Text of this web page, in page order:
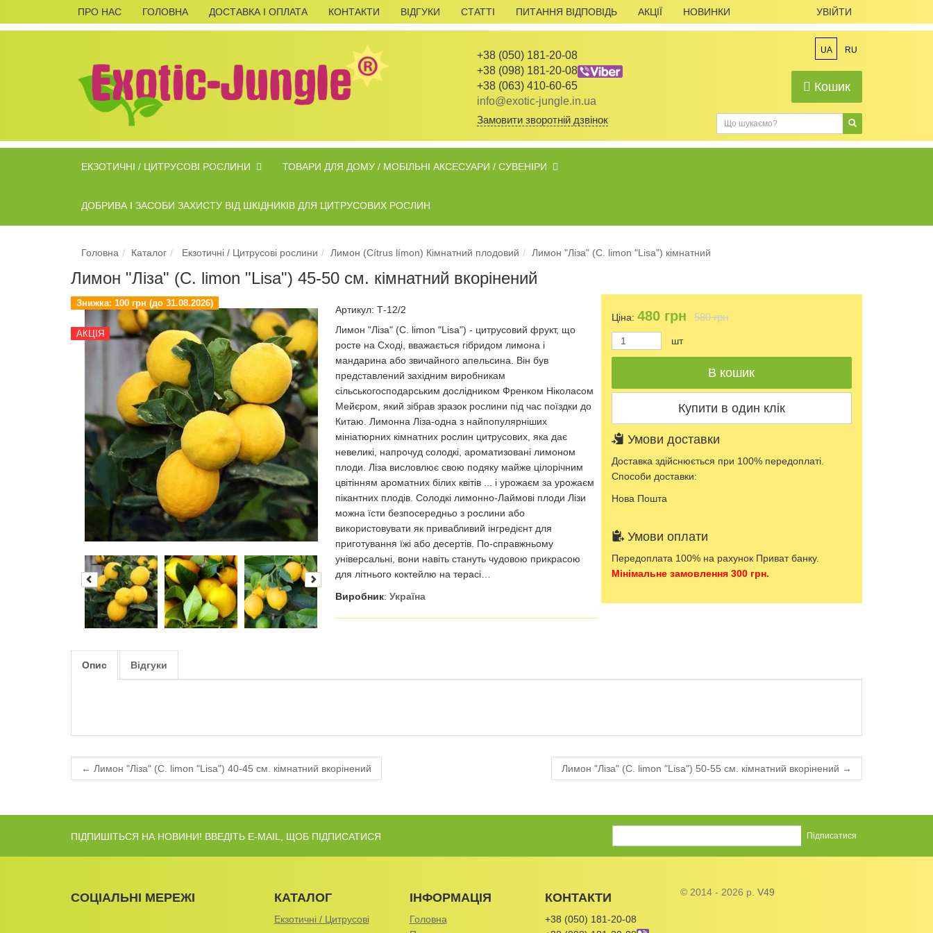
ПРО НАС ГОЛОВНА ДОСТАВКА І ОПЛАТА КОНТАКТИ ВІДГУКИ СТАТТІ ПИТАННЯ ВІДПОВІДЬ АКЦІЇ НОВИНКИ УВІЙТИ
+38 (050) 181-20-08
+38 (098) 181-20-08
+38 (063) 410-60-65
info@exotic-jungle.in.ua
Замовити зворотній дзвінок
UA RU
Кошик
ЕКЗОТИЧНІ / ЦИТРУСОВІ РОСЛИНИ ТОВАРИ ДЛЯ ДОМУ / МОБІЛЬНІ АКСЕСУАРИ / СУВЕНІРИ
ДОБРИВА І ЗАСОБИ ЗАХИСТУ ВІД ШКІДНИКІВ ДЛЯ ЦИТРУСОВИХ РОСЛИН
Головна Каталог Екзотичні / Цитрусові рослини Лимон (Cítrus límon) Кімнатний плодовий Лимон "Ліза" (C. limon "Lisa") кімнатний
Лимон "Ліза" (C. limon "Lisa") 45-50 см. кімнатний вкорiнений
АКЦІЯ
Знижка: 100 грн (до 31.08.2026)
Артикул: Т-12/2
Лимон "Ліза" (C. limon "Lisa") - цитрусовий фрукт, що
росте на Сході, вважається гібридом лимона і
мандарина або звичайного апельсина.
Він був
представлений західним виробникам
сільськогосподарським дослідником Френком Ніколасом
Мейєром , який зібрав зразок рослини під час поїздки до
Китаю.
Лимонна Ліза-одна з найпопулярніших
мініатюрних кімнатних рослин цитрусових, яка дає
невеликі, напрочуд солодкі, ароматизовані лимоном
плоди.
Ліза висловлює свою подяку майже цілорічним
цвітінням ароматних білих квітів
... і урожаєм за урожаєм
пікантних плодів. Солодкі лимонно-Лаймові плоди Лізи
можна їсти безпосередньо з рослини або
використовувати як привабливий інгредієнт для
приготування їжі або десертів. По-справжньому
універсальні вони навіть стануть чудовою прикрасою
для літнього коктейлю на терасі
Виробник:Україна
Ціна: 480грн 580 грн
шт
Умови доставки
Доставка здійснюється при 100% передоплаті.
Способи доставки:
Нова Пошта
Умови оплати
Передоплата 100% на рахунок Приват банку.
Мінімальне замовлення 300 грн.
Опис Відгуки
← Лимон "Ліза" (C. limon "Lisa") 40-45 см. кімнатний вкорiнений Лимон "Ліза" (C. limon "Lisa") 50-55 см. кімнатний вкорiнений →
ПІДПИШІТЬСЯ НА НОВИНИ! ВВЕДІТЬ E-MAIL, ЩОБ ПІДПИСАТИСЯ
СОЦІАЛЬНІ МЕРЕЖІ КАТАЛОГ
Екзотичні / Цитрусові
ІНФОРМАЦІЯ
Головна
КОНТАКТИ
+38 (050) 181-20-08
© 2014 - 2026 р. V49